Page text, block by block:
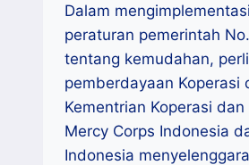
Dalam
peraturan pemerintah
tentang kemudahan,
pemberdayaan Koperasi
Kementrian Koperasi
Mercy Corps Indonesia
Indonesia